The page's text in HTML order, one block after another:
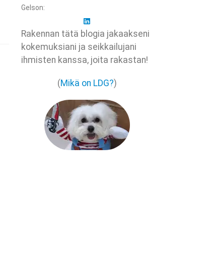
Gelson:
Rakennan tätä blogia jakaakseni
kokemuksiani ja seikkailujani
ihmisten kanssa, joita rakastan!
(Mikä on LDG?)